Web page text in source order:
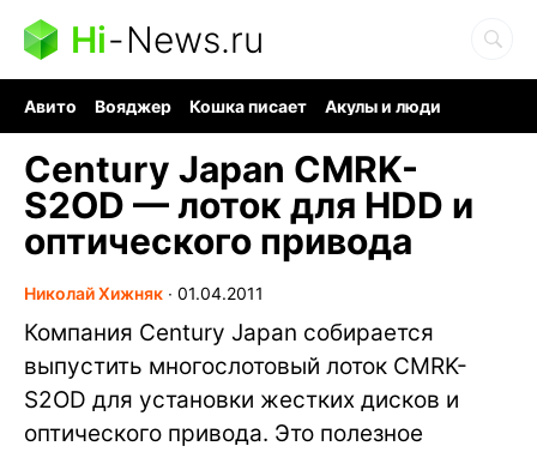
Hi-News.ru
Авито Вояджер Кошка писает
Акулы и люди
Century Japan CMRK-
S2OD — лоток для HDD и
оптического привода
Николай Хижняк ∙ 01.04.2011
Компания Century Japan собирается
выпустить многослотовый лоток CMRK-
S2OD для установки жестких дисков и
оптического привода. Это полезное